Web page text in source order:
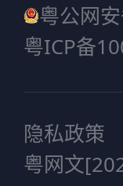
粤公网
粤ICP备
隐私政策
粤网文